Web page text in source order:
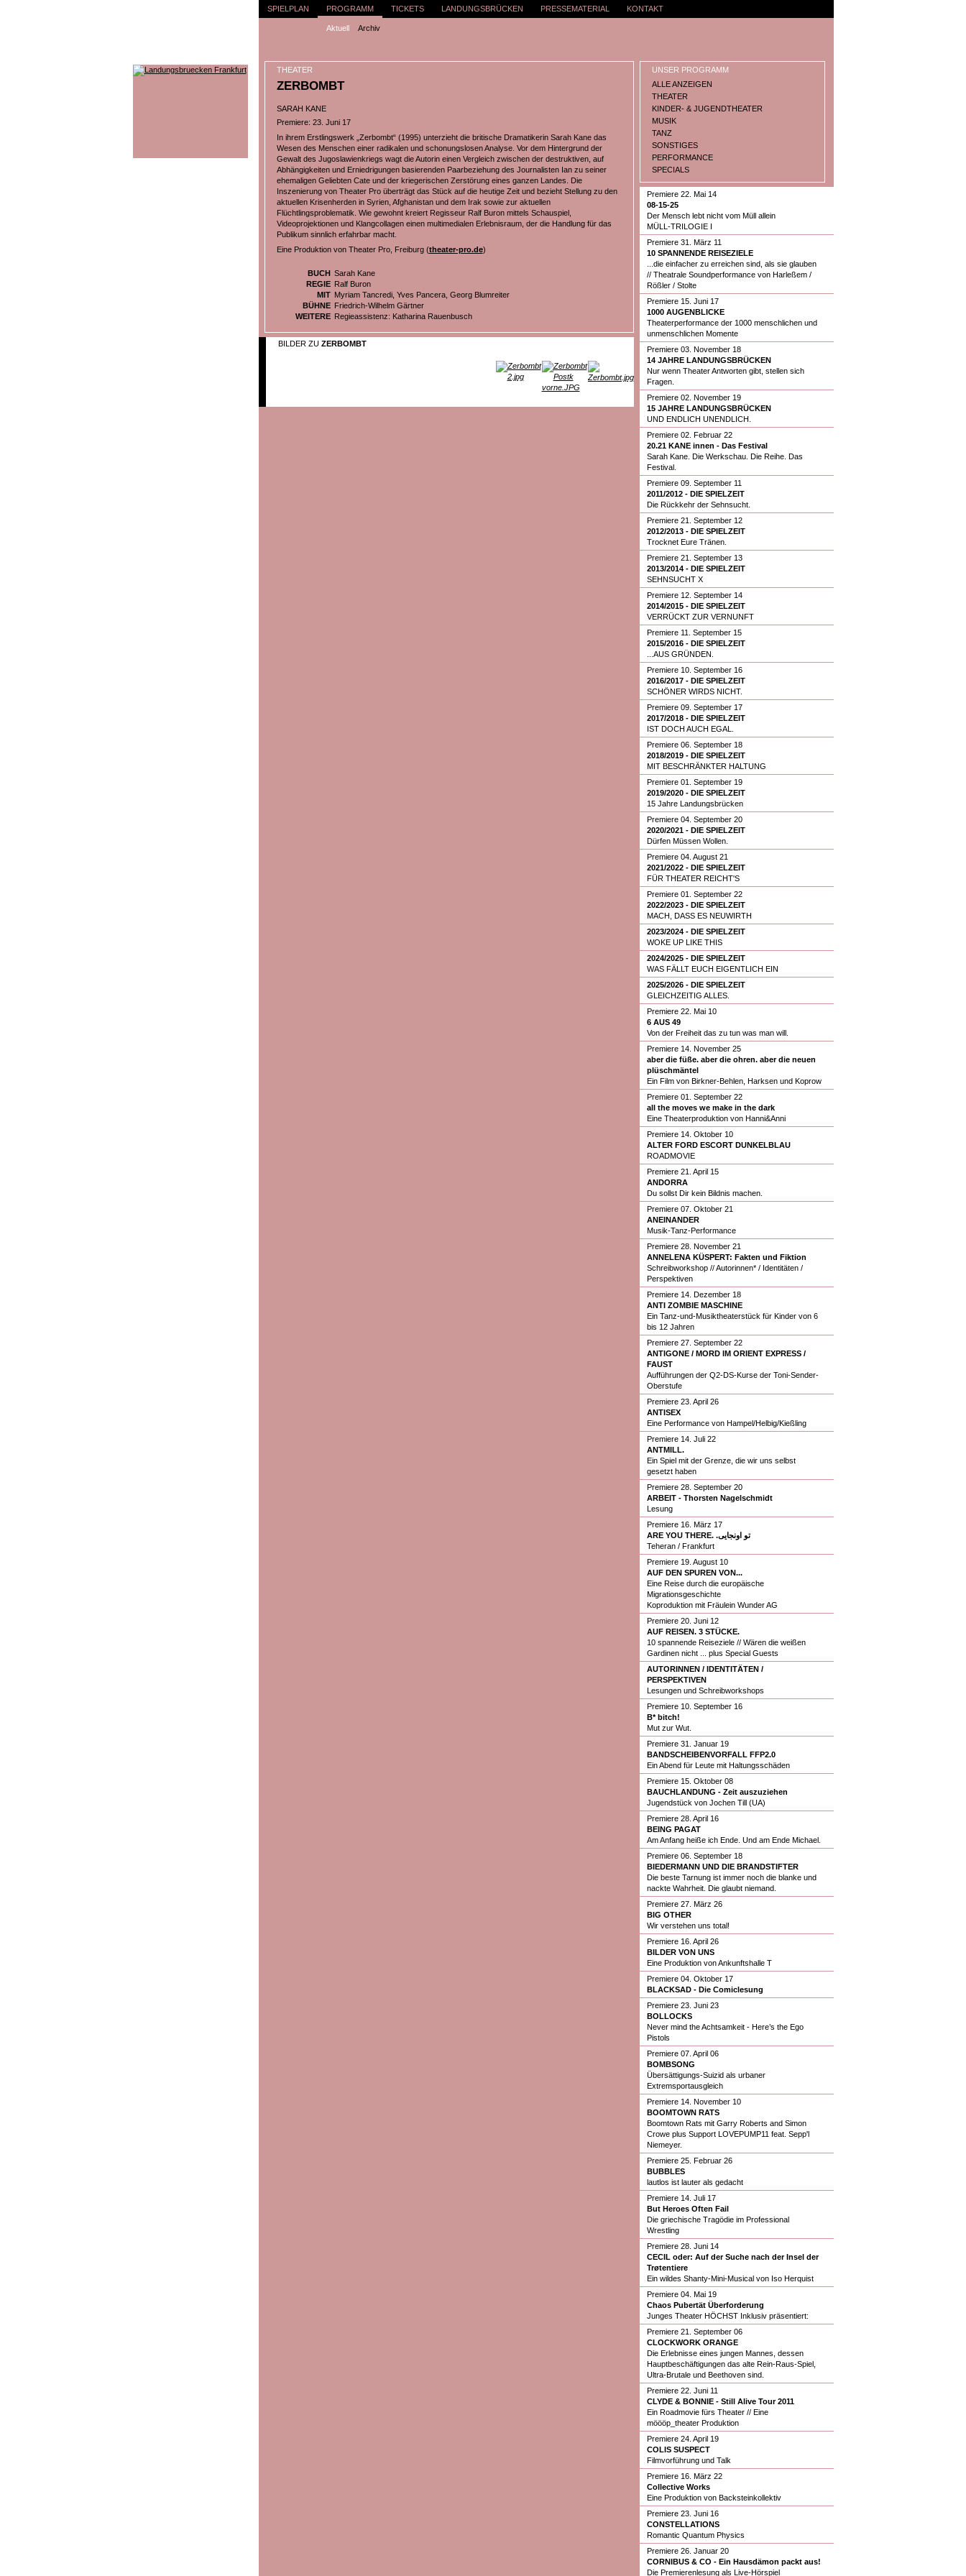
SPIELPLAN PROGRAMM
Aktuell Archiv
TICKETS LANDUNGSBRÜCKEN PRESSEMATERIAL KONTAKT
THEATER
ZERBOMBT
SARAH KANE
Premiere: 23. Juni 17
In ihrem Erstlingswerk „Zerbombt“ (1995) unterzieht die britische Dramatikerin Sarah Kane das
Wesen des Menschen einer radikalen und schonungslosen Analyse. Vor dem Hintergrund der
Gewalt des Jugoslawienkriegs wagt die Autorin einen Vergleich zwischen der destruktiven, auf
Abhängigkeiten und Erniedrigungen basierenden Paarbeziehung des Journalisten Ian zu seiner
ehemaligen Geliebten Cate und der kriegerischen Zerstörung eines ganzen Landes. Die
Inszenierung von Theater Pro überträgt das Stück auf die heutige Zeit und bezieht Stellung zu den
aktuellen Krisenherden in Syrien, Afghanistan und dem Irak sowie zur aktuellen
Flüchtlingsproblematik. Wie gewohnt kreiert Regisseur Ralf Buron mittels Schauspiel,
Videoprojektionen und Klangcollagen einen multimedialen Erlebnisraum, der die Handlung für das
Publikum sinnlich erfahrbar macht.
Eine Produktion von Theater Pro, Freiburg (theater-pro.de)
BUCH Sarah Kane
REGIE Ralf Buron
MIT Myriam Tancredi, Yves Pancera, Georg Blumreiter
BÜHNE Friedrich-Wilhelm Gärtner
WEITERE Regieassistenz: Katharina Rauenbusch
BILDER ZU ZERBOMBT
UNSER PROGRAMM
ALLE ANZEIGEN
THEATER
KINDER- & JUGENDTHEATER
MUSIK
TANZ
SONSTIGES
PERFORMANCE
SPECIALS
Premiere 22. Mai 14
08-15-25
Der Mensch lebt nicht vom Müll allein
MÜLL-TRILOGIE I
Premiere 31. März 11
10 SPANNENDE REISEZIELE
...die einfacher zu erreichen sind, als sie glauben
// Theatrale Soundperformance von Harleßem /
Rößler / Stolte
Premiere 15. Juni 17
1000 AUGENBLICKE
Theaterperformance der 1000 menschlichen und
unmenschlichen Momente
Premiere 03. November 18
14 JAHRE LANDUNGSBRÜCKEN
Nur wenn Theater Antworten gibt, stellen sich
Fragen.
Premiere 02. November 19
15 JAHRE LANDUNGSBRÜCKEN
UND ENDLICH UNENDLICH.
Premiere 02. Februar 22
20.21 KANE innen - Das Festival
Sarah Kane. Die Werkschau. Die Reihe. Das
Festival.
Premiere 09. September 11
2011/2012 - DIE SPIELZEIT
Die Rückkehr der Sehnsucht.
Premiere 21. September 12
2012/2013 - DIE SPIELZEIT
Trocknet Eure Tränen.
Premiere 21. September 13
2013/2014 - DIE SPIELZEIT
SEHNSUCHT X
Premiere 12. September 14
2014/2015 - DIE SPIELZEIT
VERRÜCKT ZUR VERNUNFT
Premiere 11. September 15
2015/2016 - DIE SPIELZEIT
...AUS GRÜNDEN.
Premiere 10. September 16
2016/2017 - DIE SPIELZEIT
SCHÖNER WIRDS NICHT.
Premiere 09. September 17
2017/2018 - DIE SPIELZEIT
IST DOCH AUCH EGAL.
Premiere 06. September 18
2018/2019 - DIE SPIELZEIT
MIT BESCHRÄNKTER HALTUNG
Premiere 01. September 19
2019/2020 - DIE SPIELZEIT
15 Jahre Landungsbrücken
Premiere 04. September 20
2020/2021 - DIE SPIELZEIT
Dürfen Müssen Wollen.
Premiere 04. August 21
2021/2022 - DIE SPIELZEIT
FÜR THEATER REICHT'S
Premiere 01. September 22
2022/2023 - DIE SPIELZEIT
MACH, DASS ES NEUWIRTH
2023/2024 - DIE SPIELZEIT
WOKE UP LIKE THIS
2024/2025 - DIE SPIELZEIT
WAS FÄLLT EUCH EIGENTLICH EIN
2025/2026 - DIE SPIELZEIT
GLEICHZEITIG ALLES.
Premiere 22. Mai 10
6 AUS 49
Von der Freiheit das zu tun was man will.
Premiere 14. November 25
aber die füße. aber die ohren. aber die neuen
plüschmäntel
Ein Film von Birkner-Behlen, Harksen und Koprow
Premiere 01. September 22
all the moves we make in the dark
Eine Theaterproduktion von Hanni&Anni
Premiere 14. Oktober 10
ALTER FORD ESCORT DUNKELBLAU
ROADMOVIE
Premiere 21. April 15
ANDORRA
Du sollst Dir kein Bildnis machen.
Premiere 07. Oktober 21
ANEINANDER
Musik-Tanz-Performance
Premiere 28. November 21
ANNELENA KÜSPERT: Fakten und Fiktion
Schreibworkshop // Autorinnen* / Identitäten /
Perspektiven
Premiere 14. Dezember 18
ANTI ZOMBIE MASCHINE
Ein Tanz-und-Musiktheaterstück für Kinder von 6
bis 12 Jahren
Premiere 27. September 22
ANTIGONE / MORD IM ORIENT EXPRESS /
FAUST
Aufführungen der Q2-DS-Kurse der Toni-Sender-
Oberstufe
Premiere 23. April 26
ANTISEX
Eine Performance von Hampel/Helbig/Kießling
Premiere 14. Juli 22
ANTMILL.
Ein Spiel mit der Grenze, die wir uns selbst
gesetzt haben
Premiere 28. September 20
ARBEIT - Thorsten Nagelschmidt
Lesung
Premiere 16. März 17
ARE YOU THERE. .تو اونجایی
Teheran / Frankfurt
Premiere 19. August 10
AUF DEN SPUREN VON...
Eine Reise durch die europäische
Migrationsgeschichte
Koproduktion mit Fräulein Wunder AG
Premiere 20. Juni 12
AUF REISEN. 3 STÜCKE.
10 spannende Reiseziele // Wären die weißen
Gardinen nicht ... plus Special Guests
AUTORINNEN / IDENTITÄTEN /
PERSPEKTIVEN
Lesungen und Schreibworkshops
Premiere 10. September 16
B* bitch!
Mut zur Wut.
Premiere 31. Januar 19
BANDSCHEIBENVORFALL FFP2.0
Ein Abend für Leute mit Haltungsschäden
Premiere 15. Oktober 08
BAUCHLANDUNG - Zeit auszuziehen
Jugendstück von Jochen Till (UA)
Premiere 28. April 16
BEING PAGAT
Am Anfang heiße ich Ende. Und am Ende Michael.
Premiere 06. September 18
BIEDERMANN UND DIE BRANDSTIFTER
Die beste Tarnung ist immer noch die blanke und
nackte Wahrheit. Die glaubt niemand.
Premiere 27. März 26
BIG OTHER
Wir verstehen uns total!
Premiere 16. April 26
BILDER VON UNS
Eine Produktion von Ankunftshalle T
Premiere 04. Oktober 17
BLACKSAD - Die Comiclesung
Premiere 23. Juni 23
BOLLOCKS
Never mind the Achtsamkeit - Here’s the Ego
Pistols
Premiere 07. April 06
BOMBSONG
Übersättigungs-Suizid als urbaner
Extremsportausgleich
Premiere 14. November 10
BOOMTOWN RATS
Boomtown Rats mit Garry Roberts and Simon
Crowe plus Support LOVEPUMP11 feat. Sepp'l
Niemeyer.
Premiere 25. Februar 26
BUBBLES
lautlos ist lauter als gedacht
Premiere 14. Juli 17
But Heroes Often Fail
Die griechische Tragödie im Professional
Wrestling
Premiere 28. Juni 14
CECIL oder: Auf der Suche nach der Insel der
Trøtentiere
Ein wildes Shanty-Mini-Musical von Iso Herquist
Premiere 04. Mai 19
Chaos Pubertät Überforderung
Junges Theater HÖCHST Inklusiv präsentiert:
Premiere 21. September 06
CLOCKWORK ORANGE
Die Erlebnisse eines jungen Mannes, dessen
Hauptbeschäftigungen das alte Rein-Raus-Spiel,
Ultra-Brutale und Beethoven sind.
Premiere 22. Juni 11
CLYDE & BONNIE - Still Alive Tour 2011
Ein Roadmovie fürs Theater // Eine
möööp_theater Produktion
Premiere 24. April 19
COLIS SUSPECT
Filmvorführung und Talk
Premiere 16. März 22
Collective Works
Eine Produktion von Backsteinkollektiv
Premiere 23. Juni 16
CONSTELLATIONS
Romantic Quantum Physics
Premiere 26. Januar 20
CORNIBUS & CO - Ein Hausdämon packt aus!
Die Premierenlesung als Live-Hörspiel